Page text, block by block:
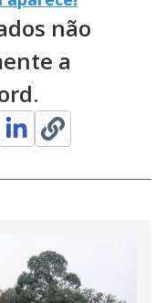
não
a